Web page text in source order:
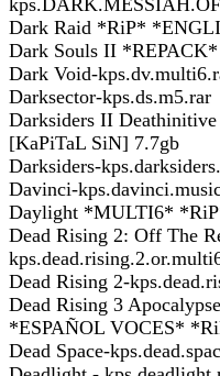
Dark Raid *RiP*
Dark Souls II
Dark Void-
Darksector-kps.ds.m5.rar
Darksiders II
[KaPiTaL SiN] 7.7gb
Darksiders-
Davinci-
Daylight *MULTI6*
Dead Rising 2: Off The
Dead Rising 2-
Dead Rising 3
*ESPAÑOL VOCES*
Dead Space-